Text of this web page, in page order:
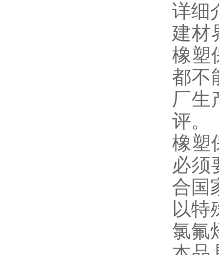
详细
建材
橡塑
都不
厂生
评。
橡塑
必须
合国
以特
氯氟